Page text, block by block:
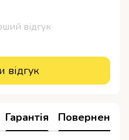
відгук
відгук
Гарантія Повернення